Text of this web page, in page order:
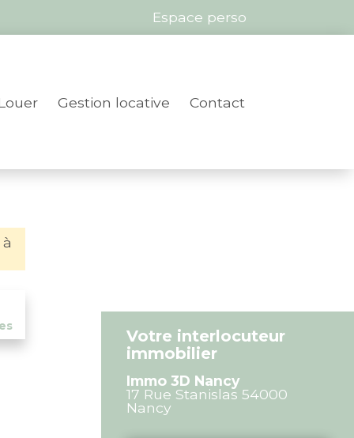
Espace perso
Gestion locative Contact
Votre interlocuteur
immobilier
Immo 3D Nancy
17 Rue Stanislas 54000
Nancy